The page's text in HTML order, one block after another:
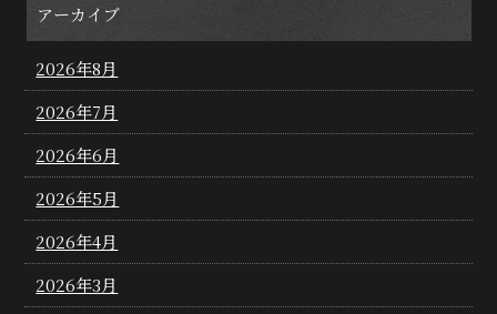
アーカイブ
2026年8月
2026年7月
2026年6月
2026年5月
2026年4月
2026年3月